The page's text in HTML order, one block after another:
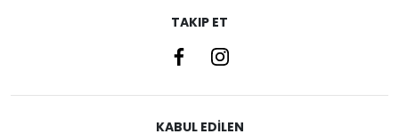
TAKIP ET
KABUL EDİLEN